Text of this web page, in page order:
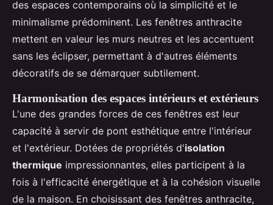
des espaces contemporains où la simplicité et le
minimalisme prédominent. Les fenêtres anthracite
mettent en valeur les murs neutres et les accentuent
sans les éclipser, permettant à d'autres éléments
décoratifs de se démarquer subtilement.
Harmonisation des espaces intérieurs et extérieurs
L'une des grandes forces de ces fenêtres est leur
capacité à servir de pont esthétique entre l'intérieur
et l'extérieur. Dotées de propriétés d'isolation
thermique impressionnantes, elles participent à la
fois à l'efficacité énergétique et à la cohésion visuelle
de la maison. En choisissant des fenêtres anthracite,